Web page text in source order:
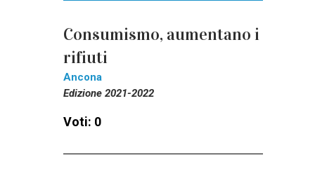
Consumismo, aumentano i
rifiuti
Ancona
Edizione 2021-2022
Voti: 0